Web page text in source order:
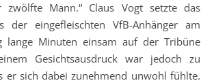
Mann.“ Claus Vogt setzte das
der eingefleischten VfB-Anhänger am
lange Minuten einsam auf der Tribüne
Gesichtsausdruck war jedoch zu
er sich dabei zunehmend unwohl fühlte.